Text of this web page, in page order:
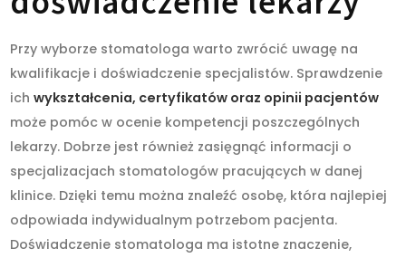
Przy wyborze stomatologa warto zwrócić uwagę na
kwalifikacje i doświadczenie specjalistów. Sprawdzenie
ichwykształcenia, certyfikatów oraz opinii pacjentów
może pomóc w ocenie kompetencji poszczególnych
lekarzy. Dobrze jest również zasięgnąć informacji o
specjalizacjach stomatologów pracujących w danej
klinice. Dzięki temu można znaleźć osobę, która najlepiej
odpowiada indywidualnym potrzebom pacjenta.
Doświadczenie stomatologa ma istotne znaczenie,